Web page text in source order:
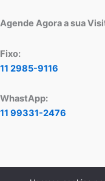
Agende Agora a sua
Fixo:
11 2985-9116
WhastApp:
11 99331-2476